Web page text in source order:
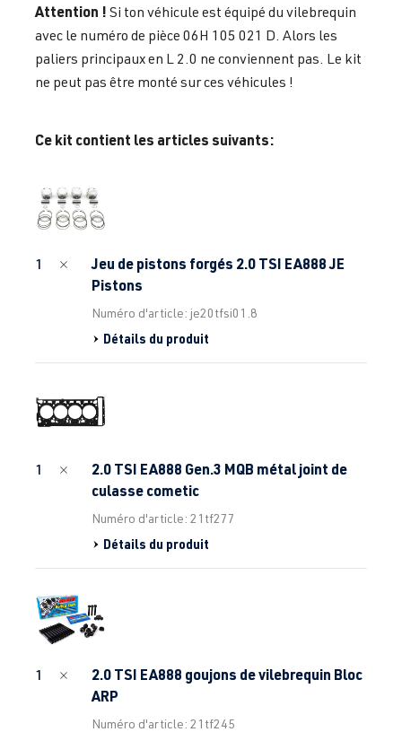
Attention ! Si ton véhicule est équipé du vilebrequin
avec le numéro de pièce 06H 105 021 D. Alors les
paliers principaux en L 2.0 ne conviennent pas. Le kit
ne peut pas être monté sur ces véhicules !
Ce kit contient les articles suivants:
1
Jeu de pistons forgés 2.0 TSI EA888 JE
Pistons
Numéro d'article: je20tfsi01.8
Détails du produit
1
2.0 TSI EA888 Gen.3 MQB métal joint de
culasse cometic
Numéro d'article: 21tf277
Détails du produit
1
2.0 TSI EA888 goujons de vilebrequin Bloc
ARP
Numéro d'article: 21tf245